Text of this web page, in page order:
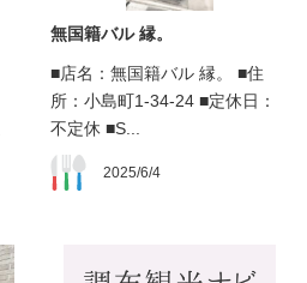
無国籍バル 縁。
■店名：無国籍バル 縁。 ■住
所：小島町1-34-24 ■定休日：
不定休 ■S...
2025/6/4